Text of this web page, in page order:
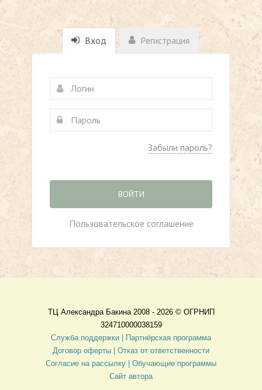
Вход Регистрация
Забыли пароль?
ВОЙТИ
Пользовательское соглашение
ТЦ Александра Бакина 2008 - 2026 © ОГРНИП
324710000038159
Служба поддержки |
Партнёрская программа
Договор оферты
| Отказ от ответственности
Согласие на рассылку | Обучающие программы
Сайт автора